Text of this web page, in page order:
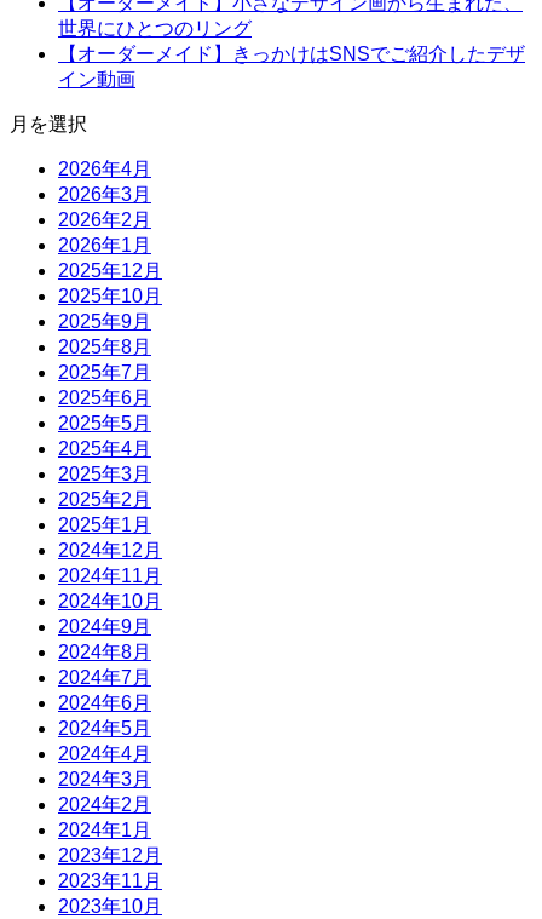
世界にひとつのリング
【オーダーメイド】きっかけはSNSでご紹介したデザ
イン動画
月を選択
2026年4月
2026年3月
2026年2月
2026年1月
2025年12月
2025年10月
2025年9月
2025年8月
2025年7月
2025年6月
2025年5月
2025年4月
2025年3月
2025年2月
2025年1月
2024年12月
2024年11月
2024年10月
2024年9月
2024年8月
2024年7月
2024年6月
2024年5月
2024年4月
2024年3月
2024年2月
2024年1月
2023年12月
2023年11月
2023年10月